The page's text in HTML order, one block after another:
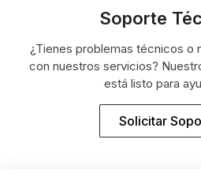
Soporte
¿Tienes problemas técnicos o
con nuestros servicios?
está listo para
Solicitar